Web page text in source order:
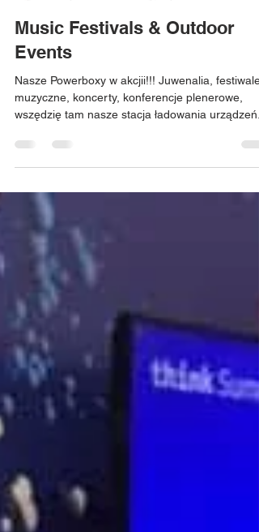
18 sty 2024
1 minut(y) czytania
Music Festivals & Outdoor
Events
Nasze Powerboxy w akcjii!!! Juwenalia, festiwale
muzyczne, koncerty, konferencje plenerowe,
wszędzię tam nasze stacja ładowania